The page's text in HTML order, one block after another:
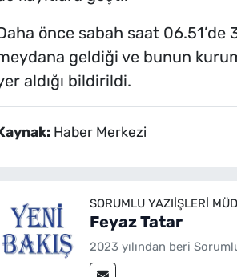
önce sabah saat
geldiği ve bunun
aldığı bildirildi.
Haber Merkezi
SORUMLU YAZIIŞLERI
Feyaz Tatar
2023 yılından beri